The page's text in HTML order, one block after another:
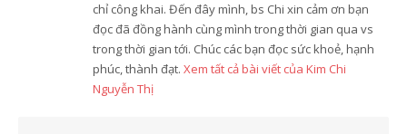
chỉ công khai. Đến đây mình, bs Chi xin cảm ơn bạn
đọc đã đồng hành cùng mình trong thời gian qua vs
trong thời gian tới. Chúc các bạn đọc sức khoẻ, hạnh
phúc, thành đạt. Xem tất cả bài viết của Kim Chi
Nguyễn Thị